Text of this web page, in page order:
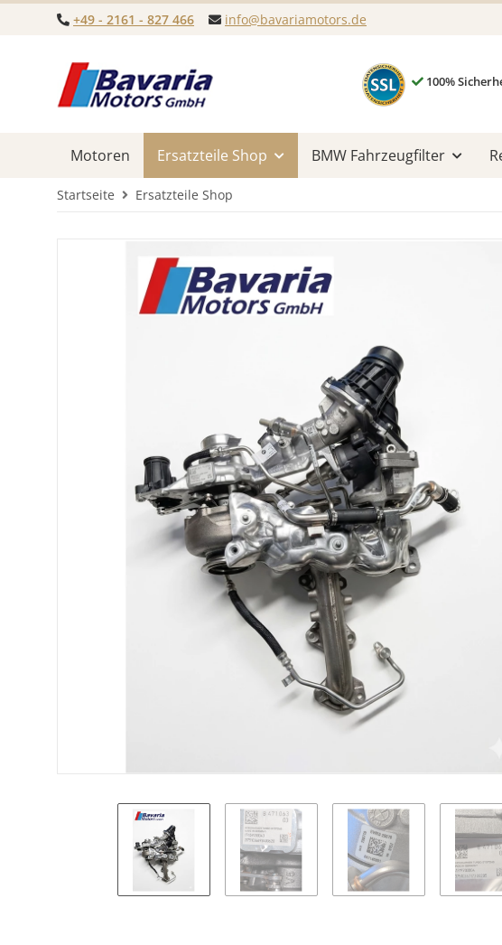
+49 - 2161 - 827 466 info@bavariamotors.de
100%
Motoren Ersatzteile Shop BMW Fahrzeugfilter
Startseite Ersatzteile Shop